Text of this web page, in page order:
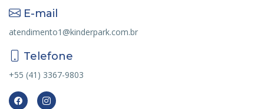
E-mail
atendimento1@kinderpark.com.br
Telefone
+55 (41) 3367-9803